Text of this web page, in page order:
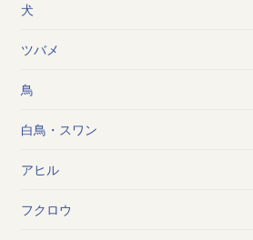
犬
ツバメ
鳥
白鳥・スワン
アヒル
フクロウ